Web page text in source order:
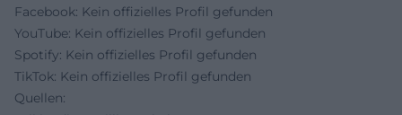
Facebook: Kein offizielles Profil gefunden
YouTube: Kein offizielles Profil gefunden
Spotify: Kein offizielles Profil gefunden
TikTok: Kein offizielles Profil gefunden
Quellen: